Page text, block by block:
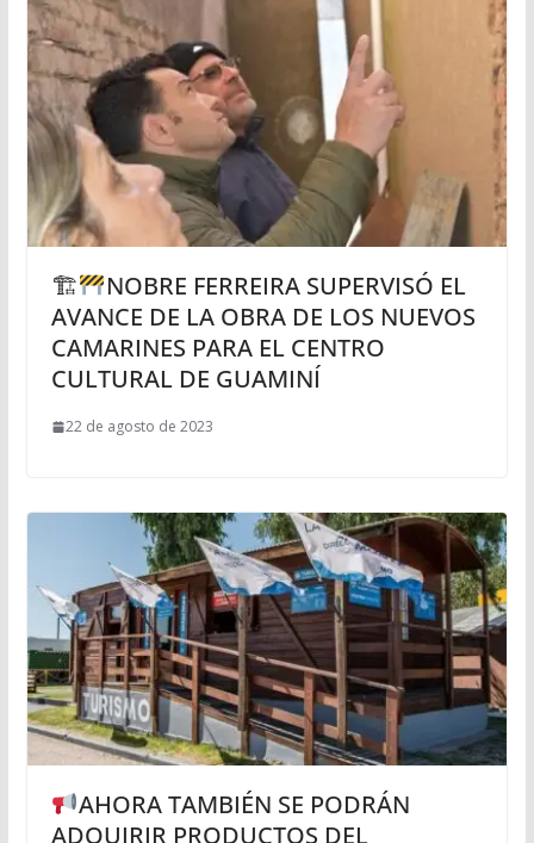
🏗
NOBRE FERREIRA SUPERVISÓ EL
AVANCE DE LA OBRA DE LOS NUEVOS
CAMARINES PARA EL CENTRO
CULTURAL DE GUAMINÍ
22 de agosto de 2023
AHORA TAMBIÉN SE PODRÁN
ADQUIRIR PRODUCTOS DEL